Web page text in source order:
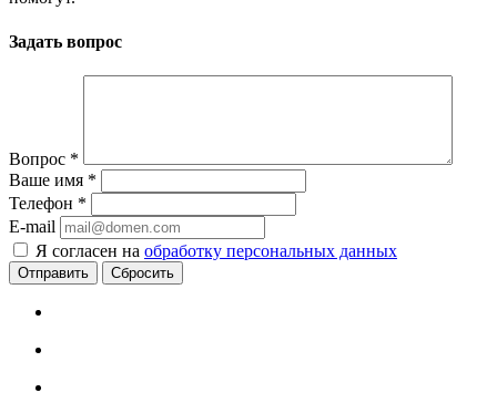
Задать вопрос
Вопрос *
Ваше имя *
Телефон *
E-mail
Я согласен на обработку персональных данных
Сбросить